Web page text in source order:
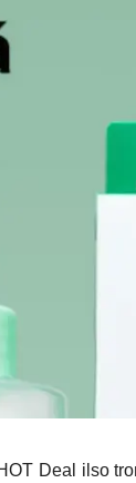
Deal ilso